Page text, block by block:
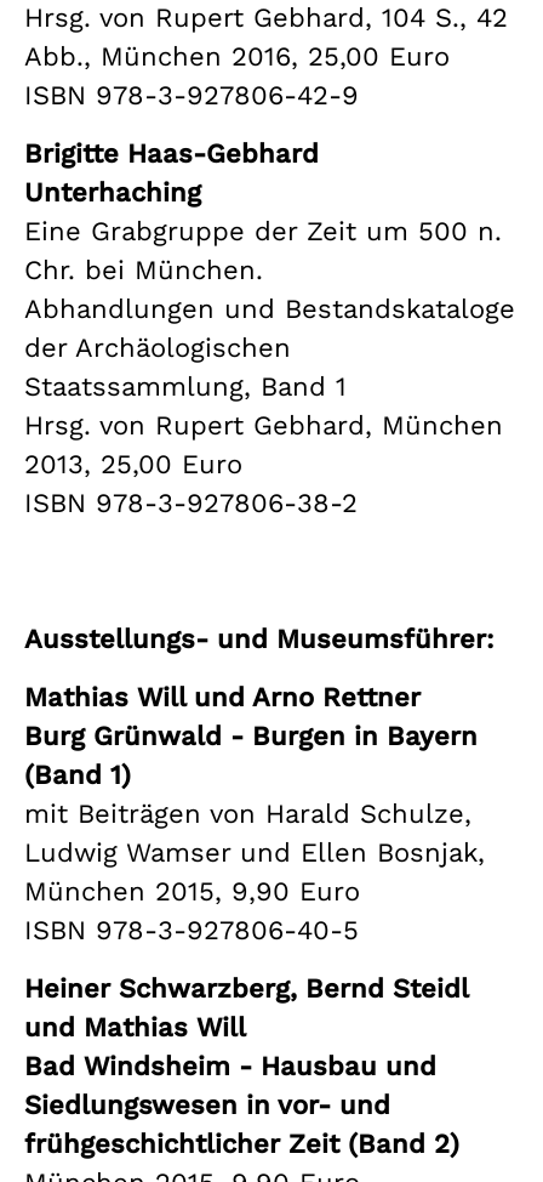
Hrsg. von Rupert Gebhard, 104 S., 42
Abb., München 2016, 25,00 Euro
ISBN 978-3-927806-42-9
Brigitte Haas-Gebhard
Unterhaching
Eine Grabgruppe der Zeit um 500 n.
Chr. bei München.
Abhandlungen und Bestandskataloge
der Archäologischen
Staatssammlung, Band 1
Hrsg. von Rupert Gebhard, München
2013, 25,00 Euro
ISBN 978-3-927806-38-2
Ausstellungs- und Museumsführer:
Mathias Will und Arno Rettner
Burg Grünwald - Burgen in Bayern
(Band 1)
mit Beiträgen von Harald Schulze,
Ludwig Wamser und Ellen Bosnjak,
München 2015, 9,90 Euro
ISBN 978-3-927806-40-5
Heiner Schwarzberg, Bernd Steidl
und Mathias Will
Bad Windsheim - Hausbau und
Siedlungswesen in vor- und
frühgeschichtlicher Zeit (Band 2)